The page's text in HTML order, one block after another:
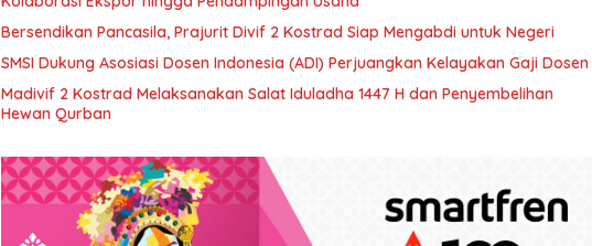
Bersendikan Pancasila, Prajurit Divif 2 Kostrad Siap Mengabdi untuk Negeri
SMSI Dukung Asosiasi Dosen Indonesia (ADI) Perjuangkan Kelayakan Gaji Dosen
Madivif 2 Kostrad Melaksanakan Salat Iduladha 1447 H dan Penyembelihan
Hewan Qurban